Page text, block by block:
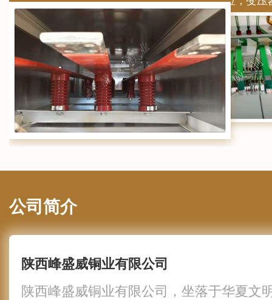
公司简介
陕西峰盛威铜业有限公司
陕西峰盛威铜业有限公司，坐落于华夏文